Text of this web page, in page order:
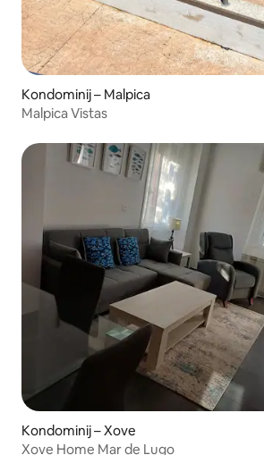
Kondominij – Malpica
Malpica Vistas
Kondominij – Xove
Xove Home Mar de Lugo